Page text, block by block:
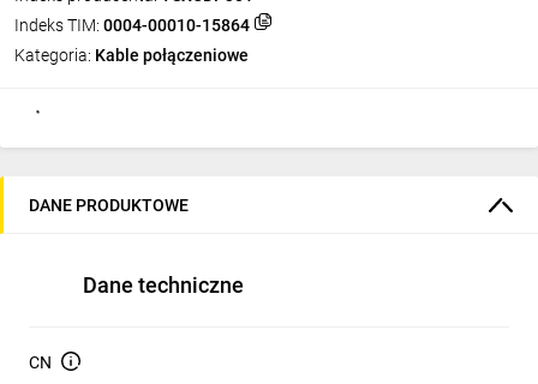
Indeks TIM: 0004-00010-15864
Kategoria: Kable połączeniowe
DANE PRODUKTOWE
Dane techniczne
CN